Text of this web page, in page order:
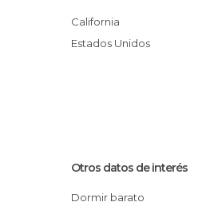
California
Estados Unidos
Otros datos de interés
Dormir barato